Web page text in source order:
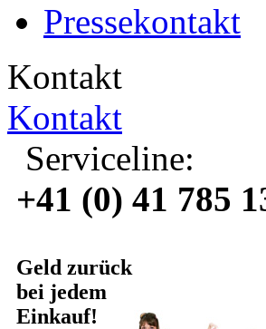
Pressekontakt
Kontakt
Kontakt
Serviceline:
+41 (0) 41 785
Geld zurück
bei jedem
Einkauf!